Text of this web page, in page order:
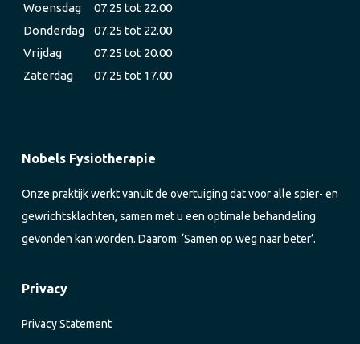
Woensdag
07.25 tot 22.00
Donderdag
07.25 tot 22.00
Vrijdag
07.25 tot 20.00
Zaterdag
07.25 tot 17.00
Nobels Fysiotherapie
Onze praktijk werkt vanuit de overtuiging dat voor alle spier- en
gewrichtsklachten, samen met u een optimale behandeling
gevonden kan worden. Daarom: ‘Samen op weg naar beter’.
Privacy
Privacy Statement